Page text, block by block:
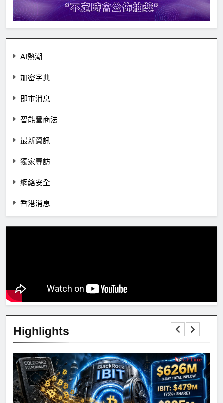
AI熱潮
加密字典
即市消息
智能營商法
最新資訊
獨家專訪
網絡安全
香港消息
Highlights